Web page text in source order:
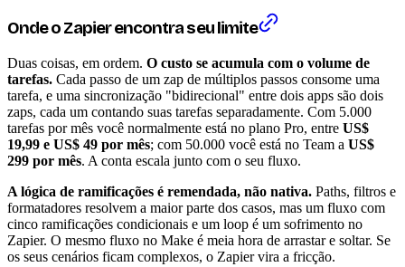
Onde o Zapier encontra seu limite
Duas coisas, em ordem. O custo se acumula com o volume de
tarefas. Cada passo de um zap de múltiplos passos consome uma
tarefa, e uma sincronização "bidirecional" entre dois apps são dois
zaps, cada um contando suas tarefas separadamente. Com 5.000
tarefas por mês você normalmente está no plano Pro, entre US$
19,99 e US$ 49 por mês; com 50.000 você está no Team a US$
299 por mês. A conta escala junto com o seu fluxo.
A lógica de ramificações é remendada, não nativa. Paths, filtros e
formatadores resolvem a maior parte dos casos, mas um fluxo com
cinco ramificações condicionais e um loop é um sofrimento no
Zapier. O mesmo fluxo no Make é meia hora de arrastar e soltar. Se
os seus cenários ficam complexos, o Zapier vira a fricção.